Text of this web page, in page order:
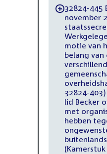
-32824-445
november
motie van
belang
32824-
lid Becker
met
hebben